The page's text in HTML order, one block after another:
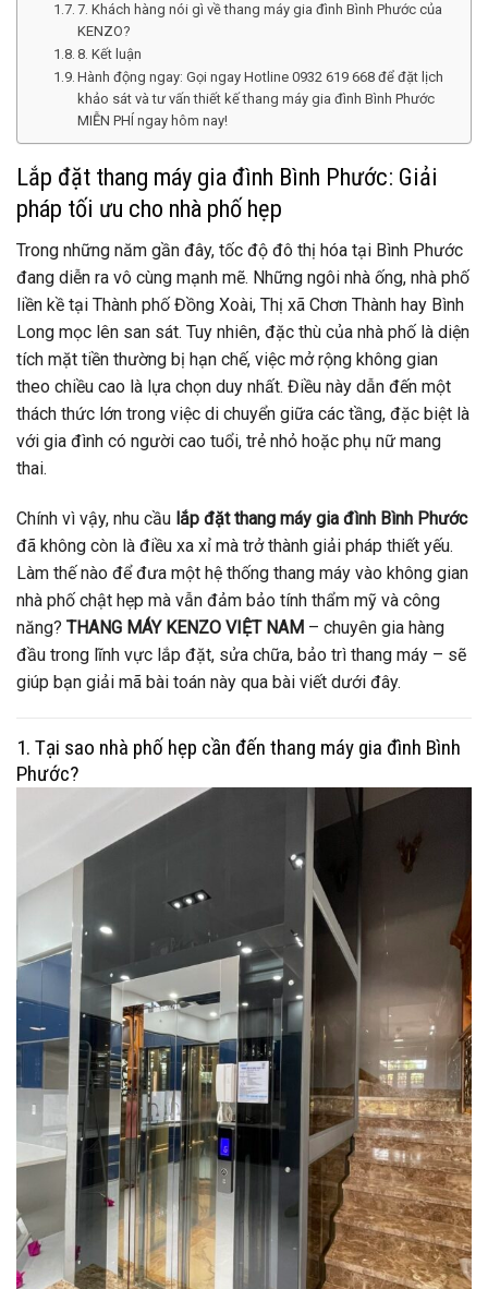
7. Khách hàng nói gì về thang máy gia đình Bình Phước của
KENZO?
8. Kết luận
Hành động ngay: Gọi ngay Hotline 0932 619 668 để đặt lịch
khảo sát và tư vấn thiết kế thang máy gia đình Bình Phước
MIỄN PHÍ ngay hôm nay!
Lắp đặt thang máy gia đình Bình Phước: Giải
pháp tối ưu cho nhà phố hẹp
Trong những năm gần đây, tốc độ đô thị hóa tại Bình Phước
đang diễn ra vô cùng mạnh mẽ. Những ngôi nhà ống, nhà phố
liền kề tại Thành phố Đồng Xoài, Thị xã Chơn Thành hay Bình
Long mọc lên san sát. Tuy nhiên, đặc thù của nhà phố là diện
tích mặt tiền thường bị hạn chế, việc mở rộng không gian
theo chiều cao là lựa chọn duy nhất. Điều này dẫn đến một
thách thức lớn trong việc di chuyển giữa các tầng, đặc biệt là
với gia đình có người cao tuổi, trẻ nhỏ hoặc phụ nữ mang
thai.
Chính vì vậy, nhu cầu lắp đặt thang máy gia đình Bình Phước
đã không còn là điều xa xỉ mà trở thành giải pháp thiết yếu.
Làm thế nào để đưa một hệ thống thang máy vào không gian
nhà phố chật hẹp mà vẫn đảm bảo tính thẩm mỹ và công
năng? THANG MÁY KENZO VIỆT NAM – chuyên gia hàng
đầu trong lĩnh vực lắp đặt, sửa chữa, bảo trì thang máy – sẽ
giúp bạn giải mã bài toán này qua bài viết dưới đây.
1. Tại sao nhà phố hẹp cần đến thang máy gia đình Bình
Phước?